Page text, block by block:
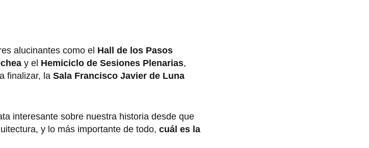
alucinantes como el Hall de los Pasos
y el Hemiciclo de Sesiones Plenarias,
finalizar, la Sala Francisco Javier de Luna
interesante sobre nuestra historia desde que
y lo más importante de todo, cuál es la